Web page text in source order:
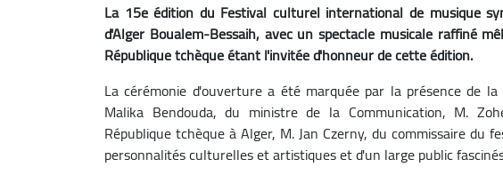
La 15e édition du Festival culturel international de musique
d'Alger Boualem-Bessaih, avec un spectacle musicale raffiné
République tchèque étant l'invitée d'honneur de cette édition.
La cérémonie d'ouverture a été marquée par la présence de
Malika Bendouda, du ministre de la Communication, M.
République tchèque à Alger, M. Jan Czerny, du commissaire du
personnalités culturelles et artistiques et d'un large public